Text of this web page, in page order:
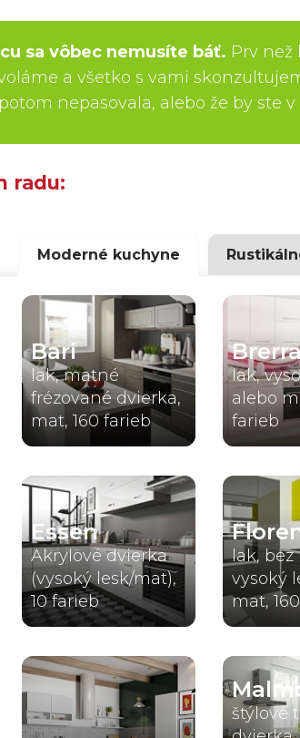
sa vôbec nemusíte báť. Prv
a všetko s vami
nepasovala, alebo že by ste
radu:
Moderné kuchyne
Bari
lak, matné
frézované dvierka,
mat, 160 farieb
lak,
alebo
farieb
Essen
Akrylové dvierka
(vysoký lesk/mat),
10 farieb
lak, bez
vysoký
mat,
štýlové